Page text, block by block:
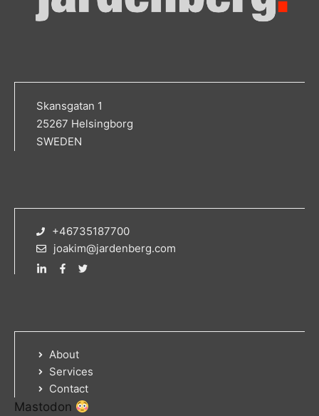
Skansgatan 1
25267 Helsingborg
SWEDEN
+46735187700
joakim@jardenberg.com
About
Services
Contact
Mastodon